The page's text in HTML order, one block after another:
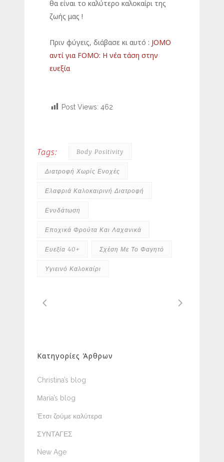
θα είναι το καλύτερο καλοκαίρι της
ζωής μας !
Πριν φύγεις, διάβασε κι αυτό : JOMO
αντί για FOMO: Η νέα τάση στην
ευεξία
Post Views: 462
Tags: Body Positivity
Διατροφή Χωρίς Ενοχές
Ελαφριά Καλοκαιρινή Διατροφή
Ενυδάτωση
Εποχικά Φρούτα Και Λαχανικά
Ευεξία 40+ Σχέση Με Το Φαγητό
Υγιεινό Καλοκαίρι
Κατηγορίες Άρθρων
Christina’s blog
Μaria’s blog
Έτσι ζούμε καλύτερα
ΣΥΝΤΑΓΕΣ
New Age